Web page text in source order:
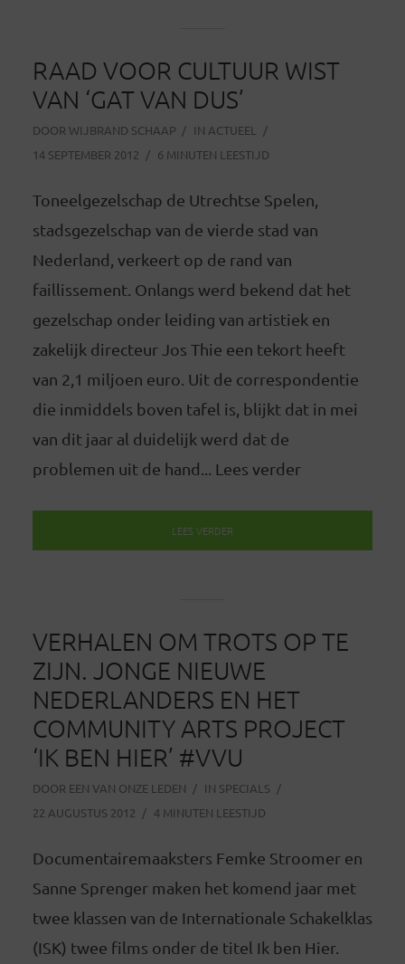
RAAD VOOR CULTUUR WIST
VAN ‘GAT VAN DUS’
DOOR WIJBRAND SCHAAP IN ACTUEEL
14 SEPTEMBER 2012
6 MINUTEN LEESTIJD
Toneelgezelschap de Utrechtse Spelen,
stadsgezelschap van de vierde stad van
Nederland, verkeert op de rand van
faillissement. Onlangs werd bekend dat het
gezelschap onder leiding van artistiek en
zakelijk directeur Jos Thie een tekort heeft
van 2,1 miljoen euro. Uit de correspondentie
die inmiddels boven tafel is, blijkt dat in mei
van dit jaar al duidelijk werd dat de
problemen uit de hand... Lees verder
LEES VERDER
VERHALEN OM TROTS OP TE
ZIJN. JONGE NIEUWE
NEDERLANDERS EN HET
COMMUNITY ARTS PROJECT
‘IK BEN HIER’ #VVU
DOOR EEN VAN ONZE LEDEN IN SPECIALS
22 AUGUSTUS 2012
4 MINUTEN LEESTIJD
Documentairemaaksters Femke Stroomer en
Sanne Sprenger maken het komend jaar met
twee klassen van de Internationale Schakelklas
(ISK) twee films onder de titel Ik ben Hier.